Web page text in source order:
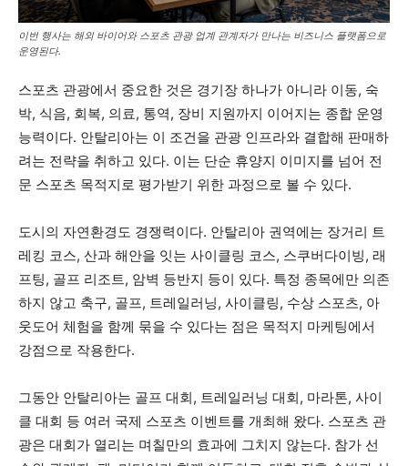
이번 행사는 해외 바이어와 스포츠 관광 업계 관계자가 만나는 비즈니스 플랫폼으로
운영된다.
스포츠 관광에서 중요한 것은 경기장 하나가 아니라 이동, 숙
박, 식음, 회복, 의료, 통역, 장비 지원까지 이어지는 종합 운영
능력이다. 안탈리아는 이 조건을 관광 인프라와 결합해 판매하
려는 전략을 취하고 있다. 이는 단순 휴양지 이미지를 넘어 전
문 스포츠 목적지로 평가받기 위한 과정으로 볼 수 있다.
도시의 자연환경도 경쟁력이다. 안탈리아 권역에는 장거리 트
레킹 코스, 산과 해안을 잇는 사이클링 코스, 스쿠버다이빙, 래
프팅, 골프 리조트, 암벽 등반지 등이 있다. 특정 종목에만 의존
하지 않고 축구, 골프, 트레일러닝, 사이클링, 수상 스포츠, 아
웃도어 체험을 함께 묶을 수 있다는 점은 목적지 마케팅에서
강점으로 작용한다.
그동안 안탈리아는 골프 대회, 트레일러닝 대회, 마라톤, 사이
클 대회 등 여러 국제 스포츠 이벤트를 개최해 왔다. 스포츠 관
광은 대회가 열리는 며칠만의 효과에 그치지 않는다. 참가 선